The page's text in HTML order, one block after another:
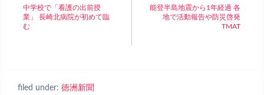
中学校で「看護の出前授
業」 長崎北病院が初めて臨
む
能登半島地震から1年経過 各
地で活動報告や防災啓発
TMAT
filed under: 徳洲新聞